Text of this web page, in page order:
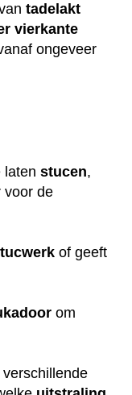
tadelakt
vierkante
ongeveer
laten stucen,
voor de
of geeft
om